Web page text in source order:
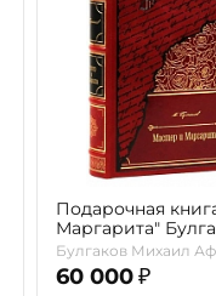
Подарочная
Маргарита"
Булгаков Михаил
60 000 ₽